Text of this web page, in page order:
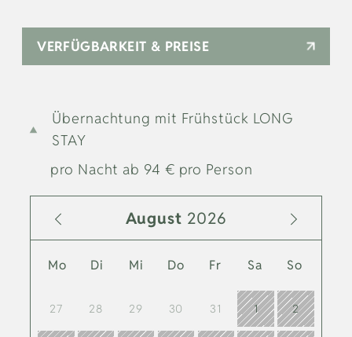
VERFÜGBARKEIT & PREISE
Übernachtung mit Frühstück LONG
STAY
pro Nacht ab 94 € pro Person
August 2026
Mo Di Mi Do Fr Sa So
27 28 29 30 31 1 2